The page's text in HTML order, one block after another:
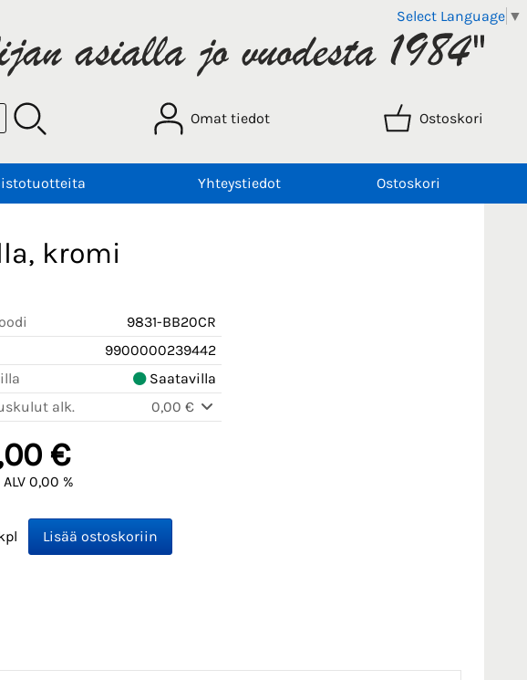
Select Language ▼
Omat tiedot Ostoskori
Yhteystiedot Ostoskori
kromi
9831-BB20CR
9900000239442
Saatavilla
alk.
0,00 €
€
0,00 %